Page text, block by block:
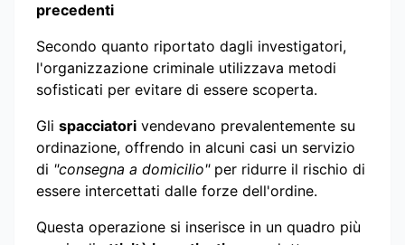
precedenti
Secondo quanto riportato dagli investigatori,
l'organizzazione criminale utilizzava metodi
sofisticati per evitare di essere scoperta.
Gli spacciatori vendevano prevalentemente su
ordinazione, offrendo in alcuni casi un servizio
di "consegna a domicilio"per ridurre il rischio di
essere intercettati dalle forze dell'ordine.
Questa operazione si inserisce in un quadro più